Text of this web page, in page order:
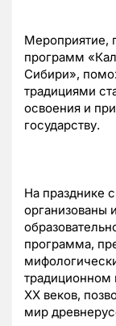
Мероприятие,
программ
Сибири»,
традициями
освоения и
государству.
На празднике
организованы
программа,
традиционном
XX веков,
мир